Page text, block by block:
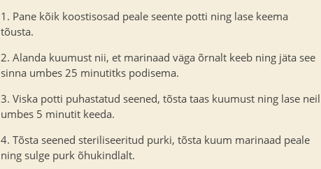
Pane kõik koostisosad peale seente potti ning lase keema
tõusta.
Alanda kuumust nii, et marinaad väga õrnalt keeb ning jäta see
sinna umbes 25 minutitks podisema.
Viska potti puhastatud seened, tõsta taas kuumust ning lase neil
umbes 5 minutit keeda.
Tõsta seened steriliseeritud purki, tõsta kuum marinaad peale
ning sulge purk õhukindlalt.